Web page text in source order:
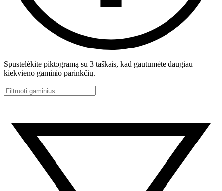
Spustelėkite piktogramą su 3 taškais, kad gautumėte daugiau
kiekvieno gaminio parinkčių.